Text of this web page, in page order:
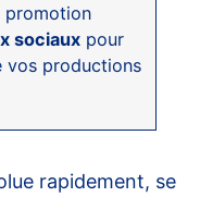
promotion
sociaux pour
vos productions
rapidement, se